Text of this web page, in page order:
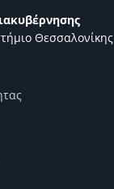
Θεσσαλονίκης